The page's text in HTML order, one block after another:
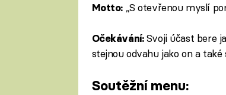
Motto: „S otevřenou myslí
Očekávání:Svoji účast bere
stejnou odvahu jako on a také
Soutěžní menu: